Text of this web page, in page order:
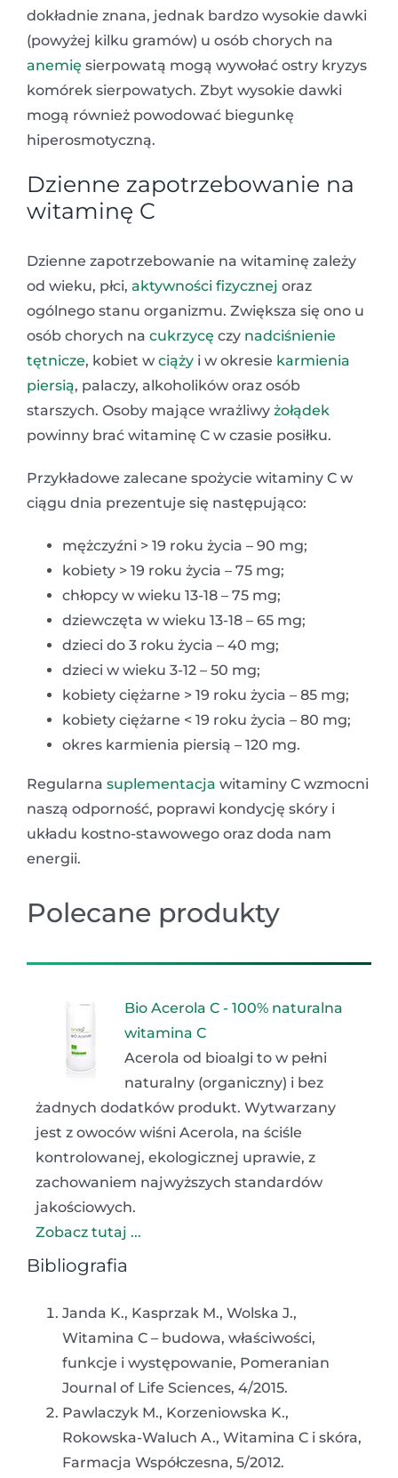
dokładnie znana, jednak bardzo wysokie dawki
(powyżej kilku gramów) u osób chorych na
anemię sierpowatą mogą wywołać ostry kryzys
komórek sierpowatych. Zbyt wysokie dawki
mogą również powodować biegunkę
hiperosmotyczną.
Dzienne zapotrzebowanie na
witaminę C
Dzienne zapotrzebowanie na witaminę zależy
od wieku, płci, aktywności fizycznej oraz
ogólnego stanu organizmu. Zwiększa się ono u
osób chorych na cukrzycę czy nadciśnienie
tętnicze, kobiet w ciąży i w okresie karmienia
piersią, palaczy, alkoholików oraz osób
starszych. Osoby mające wrażliwy żołądek
powinny brać witaminę C w czasie posiłku.
Przykładowe zalecane spożycie witaminy C w
ciągu dnia prezentuje się następująco:
mężczyźni > 19 roku życia – 90 mg;
kobiety > 19 roku życia – 75 mg;
chłopcy w wieku 13-18 – 75 mg;
dziewczęta w wieku 13-18 – 65 mg;
dzieci do 3 roku życia – 40 mg;
dzieci w wieku 3-12 – 50 mg;
kobiety ciężarne > 19 roku życia – 85 mg;
kobiety ciężarne < 19 roku życia – 80 mg;
okres karmienia piersią – 120 mg.
Regularna suplementacja witaminy C wzmocni
naszą odporność, poprawi kondycję skóry i
układu kostno-stawowego oraz doda nam
energii.
Polecane produkty
Bio Acerola C - 100% naturalna
witamina C
Acerola od bioalgi to w pełni
naturalny (organiczny) i bez
żadnych dodatków produkt. Wytwarzany
jest z owoców wiśni Acerola, na ściśle
kontrolowanej, ekologicznej uprawie, z
zachowaniem najwyższych standardów
jakościowych.
Zobacz tutaj ...
Bibliografia
Janda K., Kasprzak M., Wolska J.,
Witamina C – budowa, właściwości,
funkcje i występowanie, Pomeranian
Journal of Life Sciences, 4/2015.
Pawlaczyk M., Korzeniowska K.,
Rokowska-Waluch A., Witamina C i skóra,
Farmacja Współczesna, 5/2012.